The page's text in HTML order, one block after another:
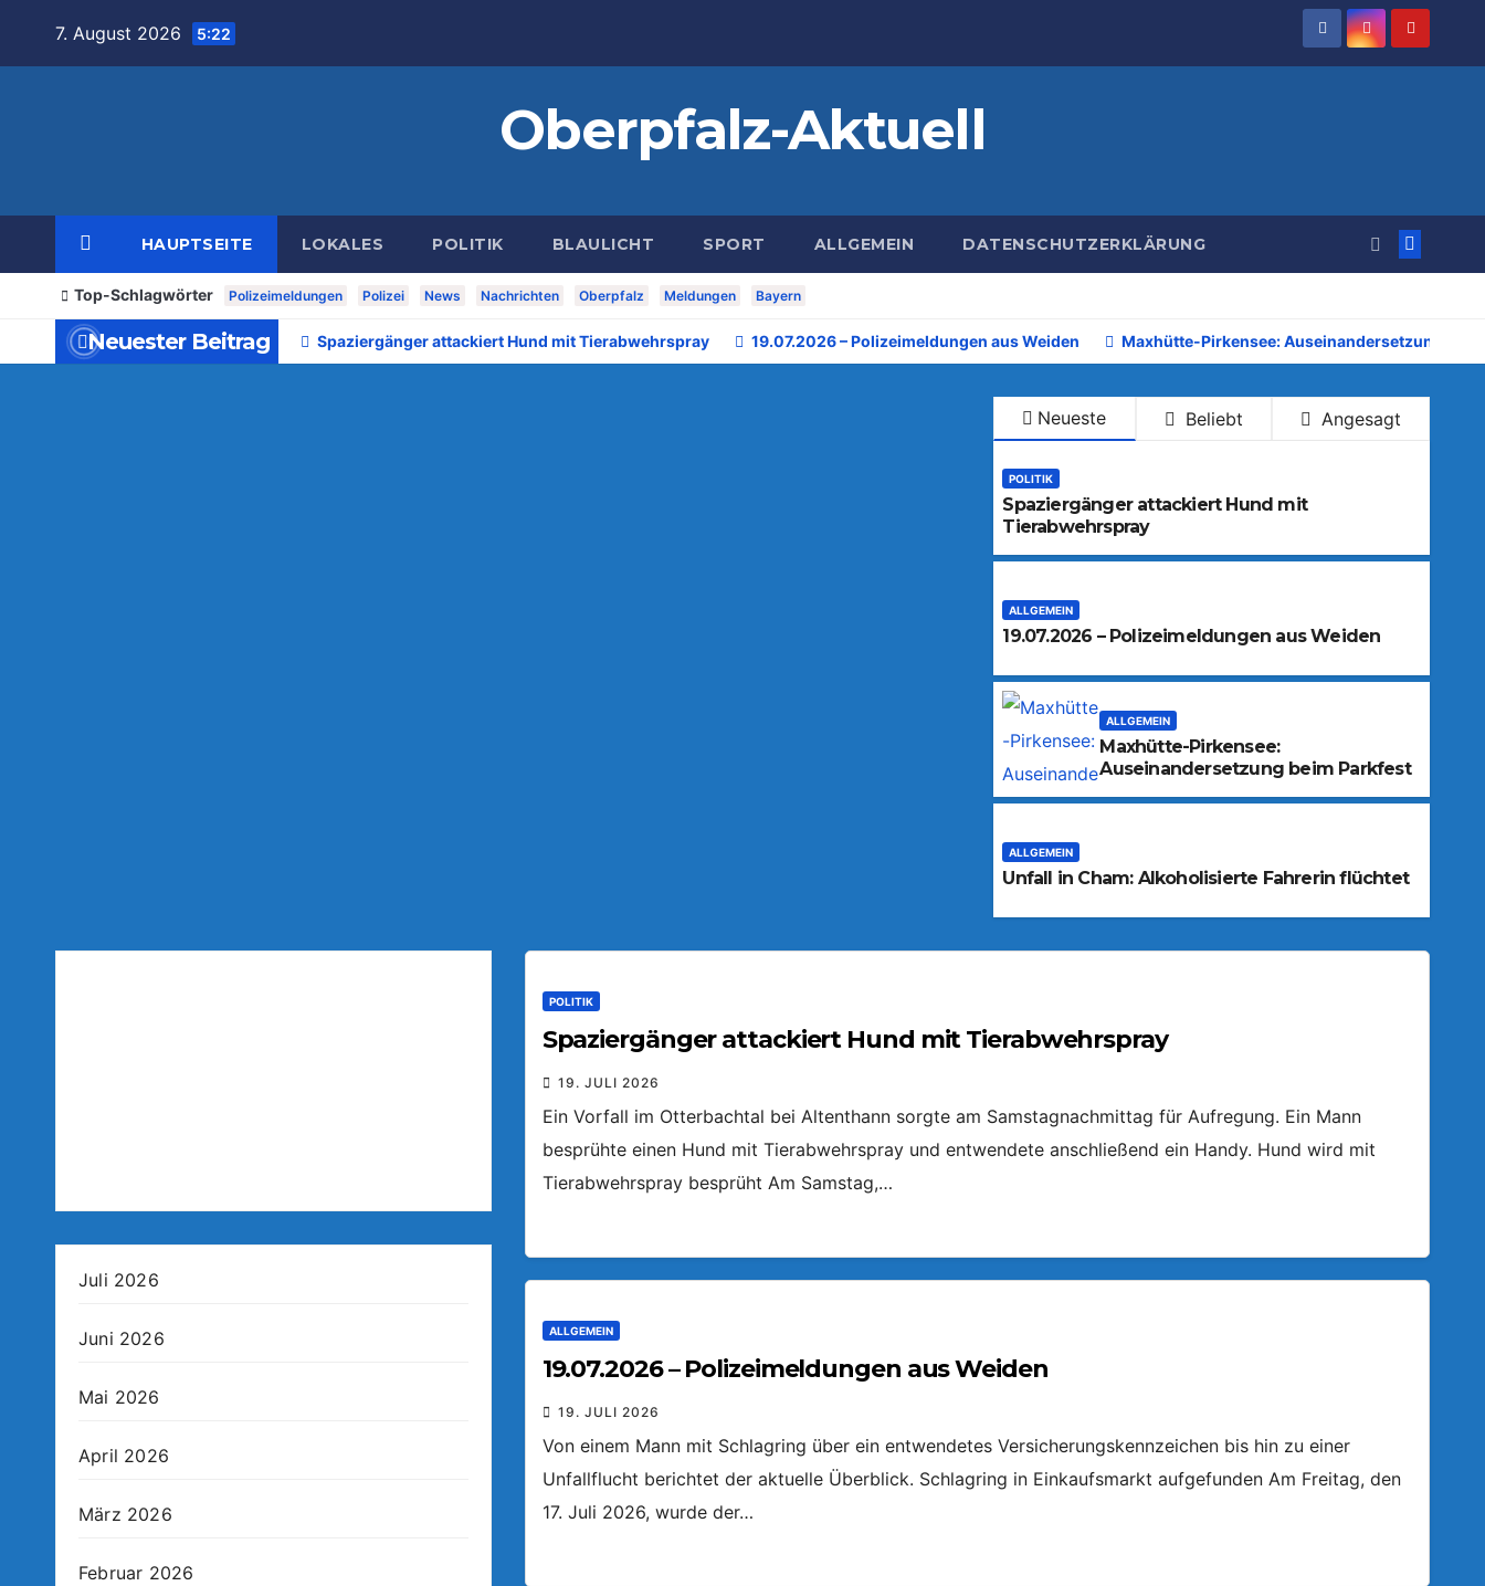
7. August 2026 5:22
Oberpfalz-Aktuell
HAUPTSEITE LOKALES POLITIK BLAULICHT SPORT ALLGEMEIN DATENSCHUTZERKLÄRUNG
Top-Schlagwörter Polizeimeldungen Polizei News Nachrichten Oberpfalz Meldungen Bayern
Neuester Beitrag Spaziergänger attackiert Hund mit Tierabwehrspray 19.07.2026 – Polizeimeldungen aus Weiden Maxhütte-Pirkensee: Auseinandersetzung
Neueste Beliebt Angesagt
POLITIK
Spaziergänger attackiert Hund mit
Tierabwehrspray
ALLGEMEIN
19.07.2026 – Polizeimeldungen aus Weiden
ALLGEMEIN
Maxhütte-Pirkensee:
Auseinandersetzung beim Parkfest
ALLGEMEIN
Unfall in Cham: Alkoholisierte Fahrerin flüchtet
Juli 2026
Juni 2026
Mai 2026
April 2026
März 2026
Februar 2026
POLITIK
Spaziergänger attackiert Hund mit Tierabwehrspray
19. JULI 2026
Ein Vorfall im Otterbachtal bei Altenthann sorgte am Samstagnachmittag für Aufregung. Ein Mann
besprühte einen Hund mit Tierabwehrspray und entwendete anschließend ein Handy. Hund wird mit
Tierabwehrspray besprüht Am Samstag,…
ALLGEMEIN
19.07.2026 – Polizeimeldungen aus Weiden
19. JULI 2026
Von einem Mann mit Schlagring über ein entwendetes Versicherungskennzeichen bis hin zu einer
Unfallflucht berichtet der aktuelle Überblick. Schlagring in Einkaufsmarkt aufgefunden Am Freitag, den
17. Juli 2026, wurde der…